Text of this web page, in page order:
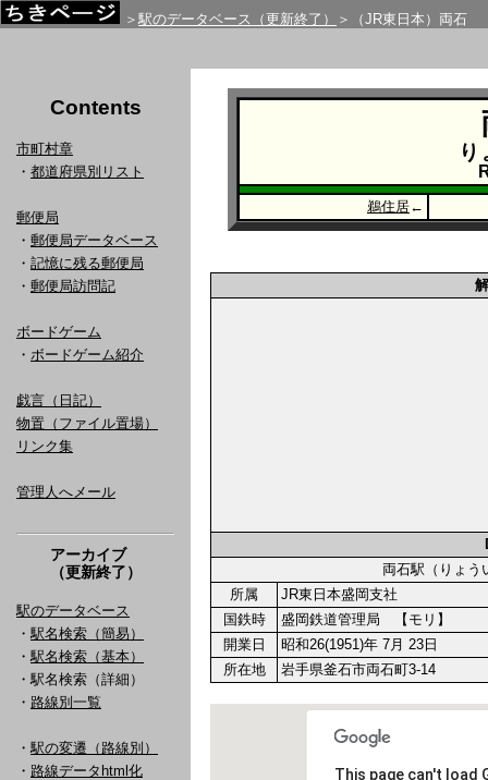
＞ 駅のデータベース（更新終了） ＞（JR東日本）両石
Contents
市町村章
・ 都道府県別リスト
郵便局
・ 郵便局データベース
・ 記憶に残る郵便局
・ 郵便局訪問記
ボードゲーム
・ ボードゲーム紹介
戯言（日記）
物置（ファイル置場）
リンク集
管理人へメール
アーカイブ
（更新終了）
駅のデータベース
・ 駅名検索（簡易）
・ 駅名検索（基本）
・駅名検索（詳細）
・ 路線別一覧
・ 駅の変遷（路線別）
・ 路線データhtml化
り
鵜住居←
両石駅（りょ
所属
JR東日本盛岡支社
国鉄時
盛岡鉄道管理局 【モリ】
開業日
昭和26(1951)年 7月 23日
所在地
岩手県釜石市両石町3-14